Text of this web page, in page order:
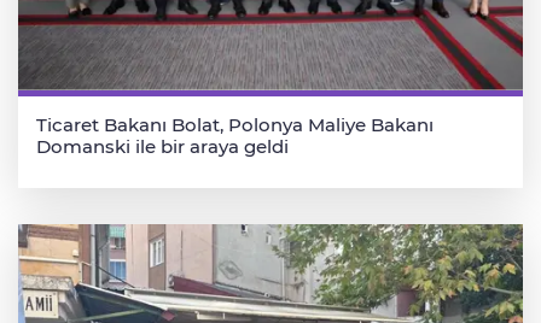
Ticaret Bakanı Bolat, Polonya Maliye Bakanı
Domanski ile bir araya geldi